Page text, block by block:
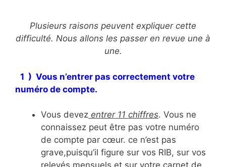
Plusieurs raisons peuvent expliquer cette
difficulté. Nous allons les passer en revue une à
une.
1 ) Vous n’entrer pas correctement votre
numéro de compte.
Vous devez entrer 11 chiffres. Vous ne
connaissez peut être pas votre numéro
de compte par cœur. ce n’est pas
grave,puisqu’il figure sur vos RIB, sur vos